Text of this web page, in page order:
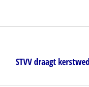
STVV draagt